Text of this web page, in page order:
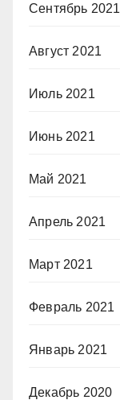
Сентябрь 2021
Август 2021
Июль 2021
Июнь 2021
Май 2021
Апрель 2021
Март 2021
Февраль 2021
Январь 2021
Декабрь 2020